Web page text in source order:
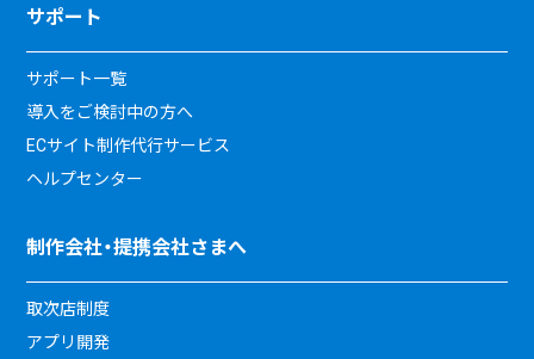
サポート
サポート一覧
導入をご検討中の方へ
ECサイト制作代行サービス
ヘルプセンター
制作会社・提携会社さまへ
取次店制度
アプリ開発